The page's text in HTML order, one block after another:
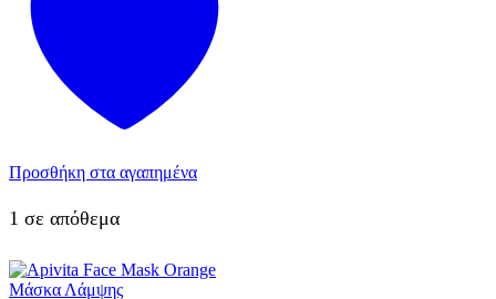
Προσθήκη στα αγαπημένα
1 σε απόθεμα